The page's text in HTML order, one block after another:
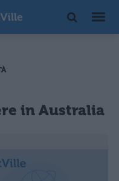
in Australia